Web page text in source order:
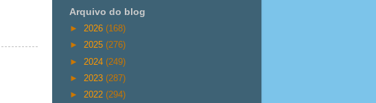
Arquivo do blog
► 2026 (168)
► 2025 (276)
► 2024 (249)
► 2023 (287)
► 2022 (294)